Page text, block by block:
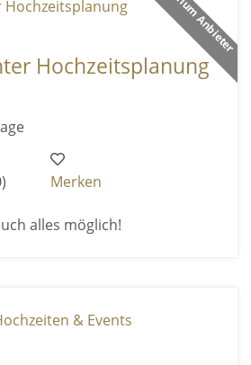
Hochzeitsplanung
Merken
alles möglich!